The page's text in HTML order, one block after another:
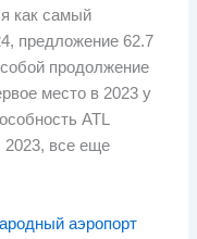
как самый
предложение 62.7
продолжение
место в 2023 у
ATL
2023, все еще
аэропорт